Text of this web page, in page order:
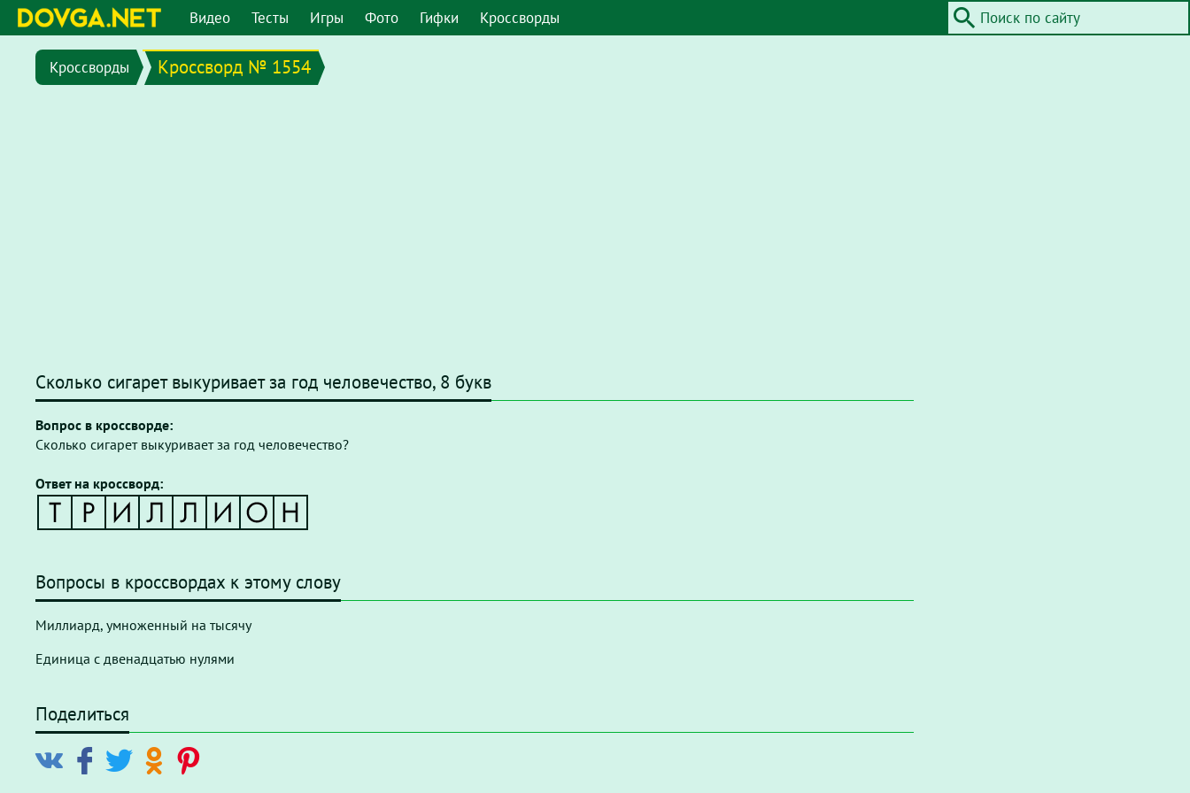
Видео Тесты Игры Фото Гифки Кроссворды
Кроссворды Кроссворд № 1554
Сколько сигарет выкуривает за год человечество, 8 букв
Вопрос в кроссворде:
Сколько сигарет выкуривает за год человечество?
Ответ на кроссворд:
Вопросы в кроссвордах к этому слову
Миллиард, умноженный на тысячу
Единица с двенадцатью нулями
Поделиться